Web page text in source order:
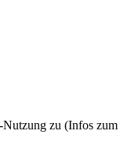
Nutzung zu (Infos zum